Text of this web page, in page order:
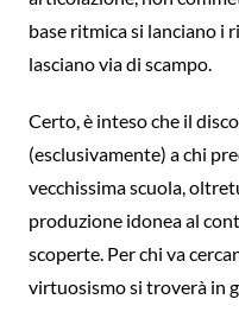
base ritmica si lanciano i
lasciano via di scampo.
Certo, è inteso che il
(esclusivamente) a chi
vecchissima scuola,
produzione idonea al
scoperte. Per chi va
virtuosismo si troverà in